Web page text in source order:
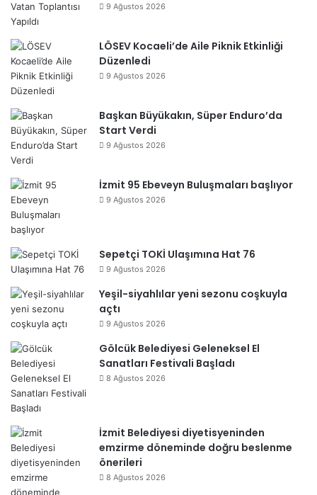
9 Ağustos 2026
LÖSEV Kocaeli’de Aile Piknik Etkinliği
Düzenledi
9 Ağustos 2026
Başkan Büyükakın, Süper Enduro’da
Start Verdi
9 Ağustos 2026
İzmit 95 Ebeveyn Buluşmaları başlıyor
9 Ağustos 2026
Sepetçi TOKİ Ulaşımına Hat 76
9 Ağustos 2026
Yeşil-siyahlılar yeni sezonu coşkuyla
açtı
9 Ağustos 2026
Gölcük Belediyesi Geleneksel El
Sanatları Festivali Başladı
8 Ağustos 2026
İzmit Belediyesi diyetisyeninden
emzirme döneminde doğru beslenme
önerileri
8 Ağustos 2026